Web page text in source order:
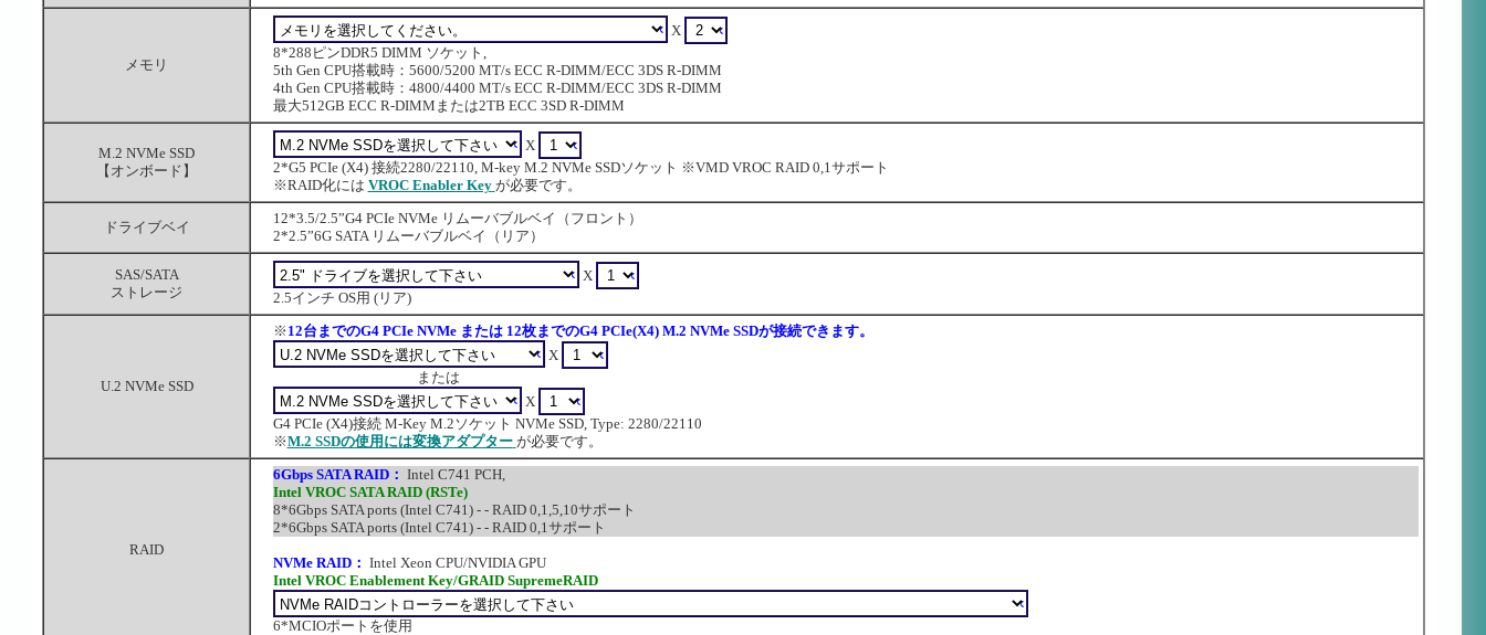
メモリ
X
8*288ピンDDR5 DIMM ソケット,
5th Gen CPU搭載時：5600/5200 MT/s ECC R-DIMM/ECC 3DS R-DIMM
4th Gen CPU搭載時：4800/4400 MT/s ECC R-DIMM/ECC 3DS R-DIMM
最大512GB ECC R-DIMMまたは2TB ECC 3SD R-DIMM
M.2 NVMe SSD
【オンボード】
X
2*G5 PCIe (X4) 接続2280/22110, M-key M.2 NVMe SSDソケット ※VMD VROC RAID 0,1サポート
※RAID化には VROC Enabler Key が必要です。
ドライブベイ
12*3.5/2.5”G4 PCIe NVMe リムーバブルベイ（フロント）
2*2.5”6G SATA リムーバブルベイ（リア）
SAS/SATA
ストレージ
X
2.5インチ OS用 (リア)
U.2 NVMe SSD
※ 12台までのG4 PCIe NVMe または 12枚までのG4 PCIe(X4) M.2 NVMe SSDが接続できます。
X
または
X
G4 PCIe (X4)接続 M-Key M.2ソケット NVMe SSD, Type: 2280/22110
※M.2 SSDの使用には変換アダプター が必要です。
RAID
6Gbps SATA RAID： Intel C741 PCH,
Intel VROC SATA RAID (RSTe)
8*6Gbps SATA ports (Intel C741) - - RAID 0,1,5,10サポート
2*6Gbps SATA ports (Intel C741) - - RAID 0,1サポート
NVMe RAID： Intel Xeon CPU/NVIDIA GPU
Intel VROC Enablement Key/GRAID SupremeRAID
6*MCIOポートを使用